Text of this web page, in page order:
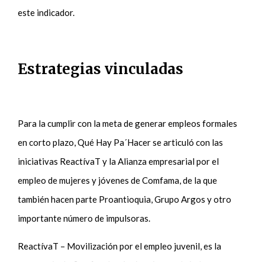
este indicador.
Estrategias vinculadas
Para la cumplir con la meta de generar empleos formales
en corto plazo, Qué Hay Pa´Hacer se articuló con las
iniciativas ReactívaT y la Alianza empresarial por el
empleo de mujeres y jóvenes de Comfama, de la que
también hacen parte Proantioquia, Grupo Argos y otro
importante número de impulsoras.
ReactívaT – Movilización por el empleo juvenil, es la